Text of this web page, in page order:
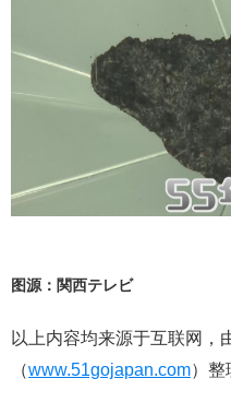
图源：関西テレビ
以上内容均来源于互联网，
（www.51gojapan.com）整